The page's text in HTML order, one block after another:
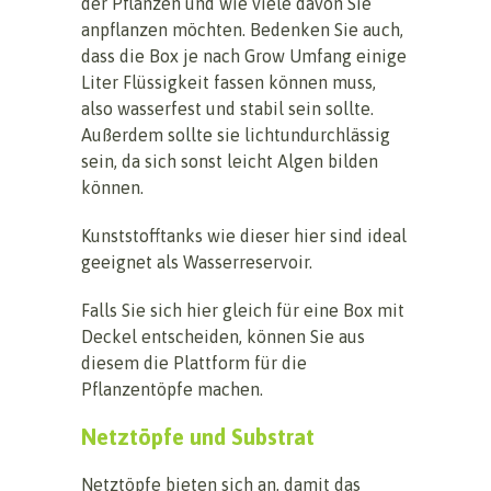
anpflanzen möchten. Bedenken Sie auch,
dass die Box je nach Grow Umfang einige
Liter Flüssigkeit fassen können muss,
also wasserfest und stabil sein sollte.
Außerdem sollte sie lichtundurchlässig
sein, da sich sonst leicht Algen bilden
können.
Kunststofftanks wie dieser hier sind ideal
geeignet als Wasserreservoir.
Falls Sie sich hier gleich für eine Box mit
Deckel entscheiden, können Sie aus
diesem die Plattform für die
Pflanzentöpfe machen.
Netztöpfe und Substrat
Netztöpfe bieten sich an, damit das